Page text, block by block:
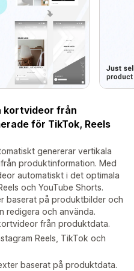
kortvideor från
för TikTok, Reels
genererar vertikala
produktinformation. Med
automatiskt i det optimala
och YouTube Shorts.
baserat på produktbilder och
redigera och använda.
från produktdata.
Reels, TikTok och
baserat på produktdata.